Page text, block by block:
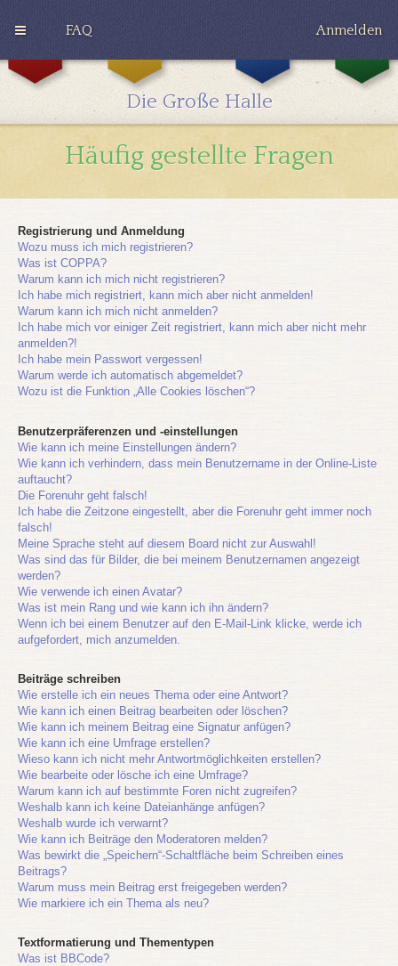
FAQ Anmelden
G
i
H
u
e
u
f
R
n
l
a
Die Große Halle
Häufig gestellte Fragen
Registrierung und Anmeldung
Wozu muss ich mich registrieren?
Was ist COPPA?
Warum kann ich mich nicht registrieren?
Ich habe mich registriert, kann mich aber nicht anmelden!
Warum kann ich mich nicht anmelden?
Ich habe mich vor einiger Zeit registriert, kann mich aber nicht mehr
anmelden?!
Ich habe mein Passwort vergessen!
Warum werde ich automatisch abgemeldet?
Wozu ist die Funktion „Alle Cookies löschen“?
Benutzerpräferenzen und -einstellungen
Wie kann ich meine Einstellungen ändern?
Wie kann ich verhindern, dass mein Benutzername in der Online-Liste
auftaucht?
Die Forenuhr geht falsch!
Ich habe die Zeitzone eingestellt, aber die Forenuhr geht immer noch
falsch!
Meine Sprache steht auf diesem Board nicht zur Auswahl!
Was sind das für Bilder, die bei meinem Benutzernamen angezeigt
werden?
Wie verwende ich einen Avatar?
Was ist mein Rang und wie kann ich ihn ändern?
Wenn ich bei einem Benutzer auf den E-Mail-Link klicke, werde ich
aufgefordert, mich anzumelden.
Beiträge schreiben
Wie erstelle ich ein neues Thema oder eine Antwort?
Wie kann ich einen Beitrag bearbeiten oder löschen?
Wie kann ich meinem Beitrag eine Signatur anfügen?
Wie kann ich eine Umfrage erstellen?
Wieso kann ich nicht mehr Antwortmöglichkeiten erstellen?
Wie bearbeite oder lösche ich eine Umfrage?
Warum kann ich auf bestimmte Foren nicht zugreifen?
Weshalb kann ich keine Dateianhänge anfügen?
Weshalb wurde ich verwarnt?
Wie kann ich Beiträge den Moderatoren melden?
Was bewirkt die „Speichern“-Schaltfläche beim Schreiben eines
Beitrags?
Warum muss mein Beitrag erst freigegeben werden?
Wie markiere ich ein Thema als neu?
Textformatierung und Thementypen
Was ist BBCode?